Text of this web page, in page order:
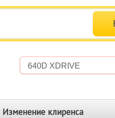
640D XDRIVE
Изменение клиренса